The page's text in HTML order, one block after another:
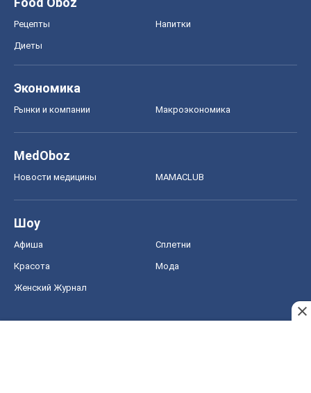
Рецепты Напитки
Диеты
Экономика
Рынки и компании Mакроэкономика
MedOboz
Новости медицины MAMACLUB
Шоу
Афиша Сплетни
Красота Мода
Женский Журнал